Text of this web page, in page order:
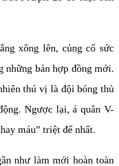
xông lên, củng cố sức
những bản hợp đồng mới.
thú vị là đội bóng thủ
Ngược lại, á quân V-
máu” triệt để nhất.
như làm mới hoàn toàn